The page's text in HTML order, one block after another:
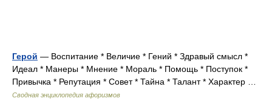
Герой — Воспитание * Величие * Гений * Здравый смысл *
Идеал * Манеры * Мнение * Мораль * Помощь * Поступок *
Привычка * Репутация * Совет * Тайна * Талант * Характер …
Сводная энциклопедия афоризмов